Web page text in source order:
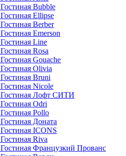
Гостиная Bubble
Гостиная Ellipse
Гостиная Berber
Гостиная Emerson
Гостиная Line
Гостиная Rosa
Гостиная Gouache
Гостиная Olivia
Гостиная Bruni
Гостиная Nicole
Гостиная Лофт СИТИ
Гостиная Odri
Гостиная Pollo
Гостиная Доната
Гостиная ICONS
Гостиная Riva
Гостиная Французкий Прованс